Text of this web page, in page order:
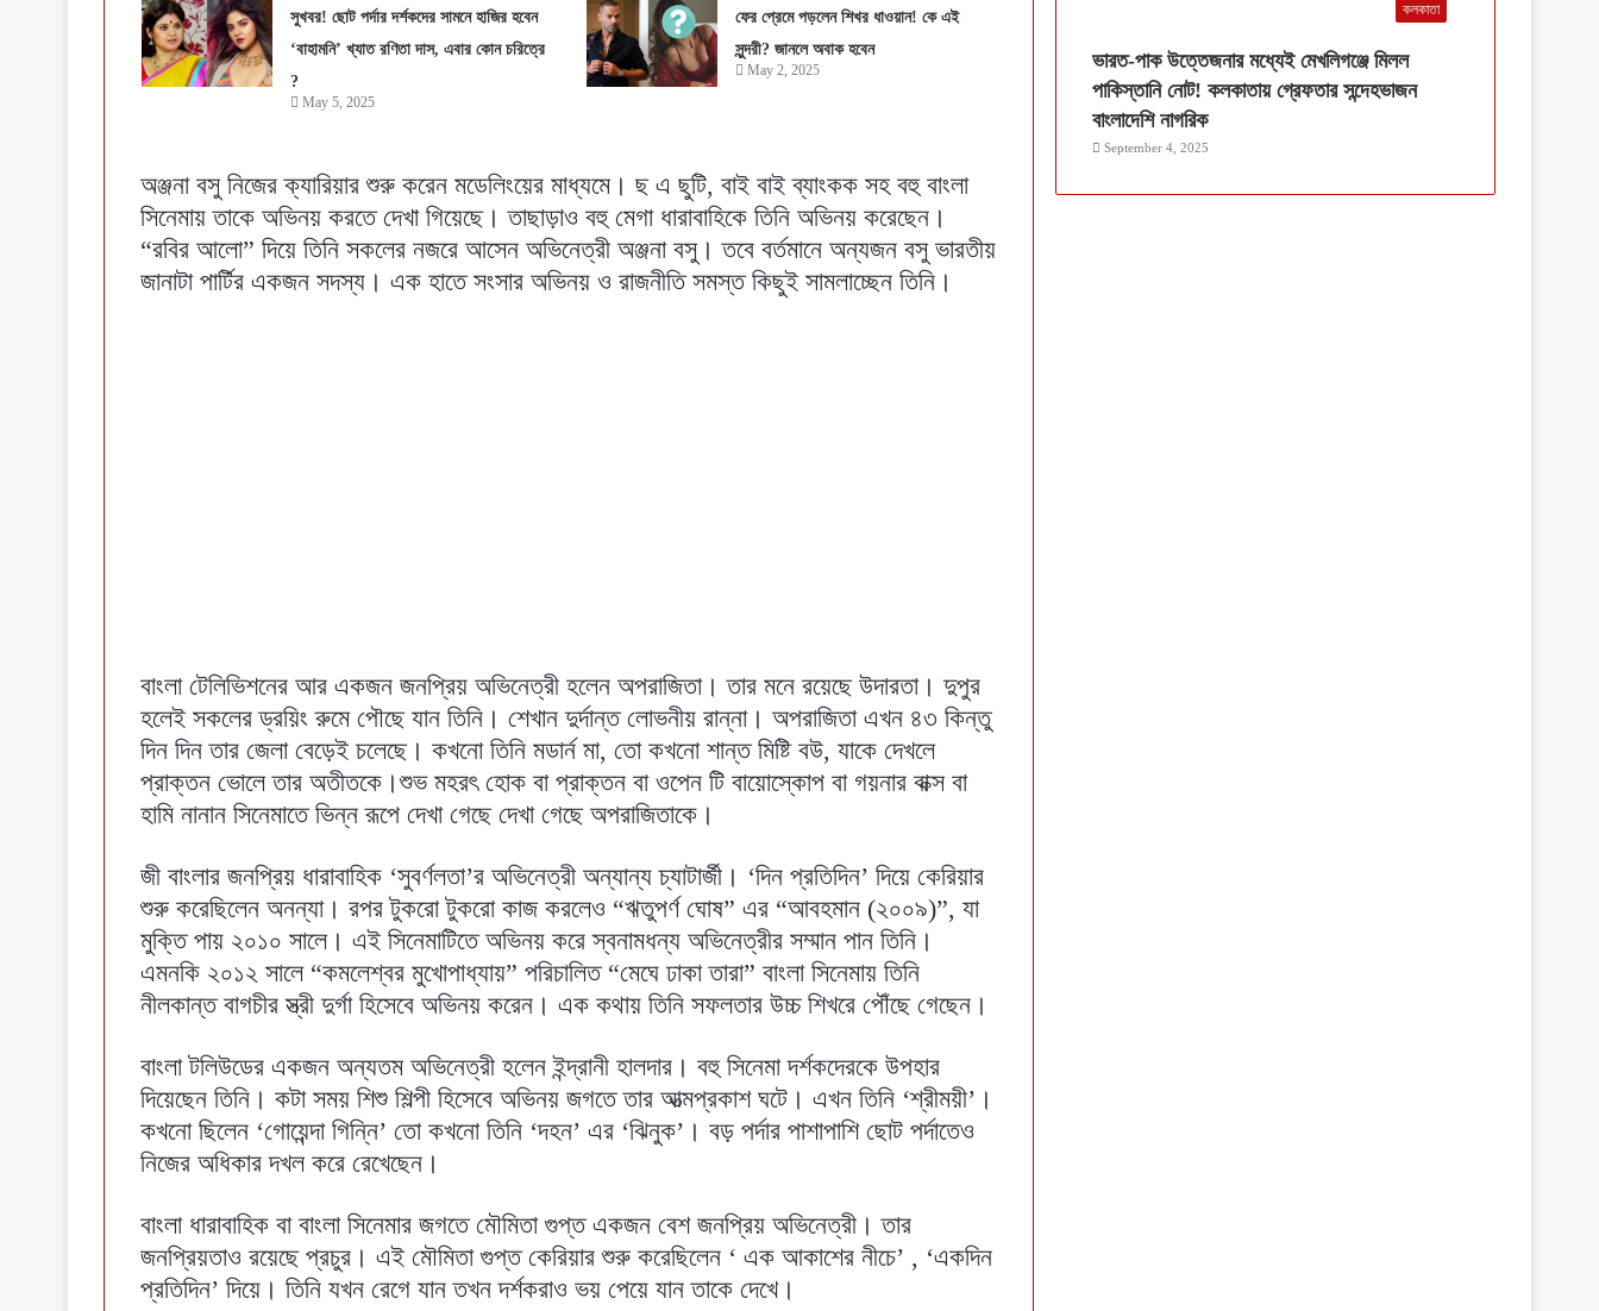
সুখবর! ছোট পর্দার দর্শকদের সামনে হাজির হবেন
‘বাহামনি’ খ্যাত রণিতা দাস, এবার কোন চরিত্রে
?
May 5, 2025
ফের প্রেমে পড়লেন শিখর ধাওয়ান! কে এই
সুন্দরী? জানলে অবাক হবেন
May 2, 2025
অঞ্জনা বসু নিজের ক্যারিয়ার শুরু করেন মডেলিংয়ের মাধ্যমে। ছ এ ছুটি, বাই বাই ব্যাংকক সহ বহু বাংলা
সিনেমায় তাকে অভিনয় করতে দেখা গিয়েছে। তাছাড়াও বহু মেগা ধারাবাহিকে তিনি অভিনয় করেছেন।
“রবির আলো” দিয়ে তিনি সকলের নজরে আসেন অভিনেত্রী অঞ্জনা বসু। তবে বর্তমানে অন্যজন বসু ভারতীয়
জানাটা পার্টির একজন সদস্য। এক হাতে সংসার অভিনয় ও রাজনীতি সমস্ত কিছুই সামলাচ্ছেন তিনি।
বাংলা টেলিভিশনের আর একজন জনপ্রিয় অভিনেত্রী হলেন অপরাজিতা। তার মনে রয়েছে উদারতা। দুপুর
হলেই সকলের ড্রয়িং রুমে পৌছে যান তিনি। শেখান দুর্দান্ত লোভনীয় রান্না। অপরাজিতা এখন ৪৩ কিন্তু
দিন দিন তার জেলা বেড়েই চলেছে। কখনো তিনি মডার্ন মা, তো কখনো শান্ত মিষ্টি বউ, যাকে দেখলে
প্রাক্তন ভোলে তার অতীতকে।শুভ মহরৎ হোক বা প্রাক্তন বা ওপেন টি বায়োস্কোপ বা গয়নার বাক্স বা
হামি নানান সিনেমাতে ভিন্ন রূপে দেখা গেছে দেখা গেছে অপরাজিতাকে।
জী বাংলার জনপ্রিয় ধারাবাহিক ‘সুবর্ণলতা’র অভিনেত্রী অন্যান্য চ্যাটার্জী। ‘দিন প্রতিদিন’ দিয়ে কেরিয়ার
শুরু করেছিলেন অনন্যা। রপর টুকরো টুকরো কাজ করলেও “ঋতুপর্ণ ঘোষ” এর “আবহমান (২০০৯)”, যা
মুক্তি পায় ২০১০ সালে। এই সিনেমাটিতে অভিনয় করে স্বনামধন্য অভিনেত্রীর সম্মান পান তিনি।
এমনকি ২০১২ সালে “কমলেশ্বর মুখোপাধ্যায়” পরিচালিত “মেঘে ঢাকা তারা” বাংলা সিনেমায় তিনি
নীলকান্ত বাগচীর স্ত্রী দুর্গা হিসেবে অভিনয় করেন। এক কথায় তিনি সফলতার উচ্চ শিখরে পৌঁছে গেছেন।
বাংলা টলিউডের একজন অন্যতম অভিনেত্রী হলেন ইন্দ্রানী হালদার। বহু সিনেমা দর্শকদেরকে উপহার
দিয়েছেন তিনি। কটা সময় শিশু শিল্পী হিসেবে অভিনয় জগতে তার আত্মপ্রকাশ ঘটে। এখন তিনি ‘শ্রীময়ী’।
কখনো ছিলেন ‘গোয়েন্দা গিন্নি’ তো কখনো তিনি ‘দহন’ এর ‘ঝিনুক’। বড় পর্দার পাশাপাশি ছোট পর্দাতেও
নিজের অধিকার দখল করে রেখেছেন।
বাংলা ধারাবাহিক বা বাংলা সিনেমার জগতে মৌমিতা গুপ্ত একজন বেশ জনপ্রিয় অভিনেত্রী। তার
জনপ্রিয়তাও রয়েছে প্রচুর। এই মৌমিতা গুপ্ত কেরিয়ার শুরু করেছিলেন ‘ এক আকাশের নীচে’ , ‘একদিন
প্রতিদিন’ দিয়ে। তিনি যখন রেগে যান তখন দর্শকরাও ভয় পেয়ে যান তাকে দেখে।
কলকাতা
ভারত-পাক উত্তেজনার মধ্যেই মেখলিগঞ্জে মিলল
পাকিস্তানি নোট! কলকাতায় গ্রেফতার সন্দেহভাজন
বাংলাদেশি নাগরিক
September 4, 2025